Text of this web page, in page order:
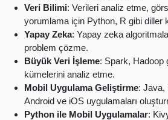
Veri Bilimi: Verileri analiz etme,
yorumlama için Python, R gibi diller
Yapay Zeka: Yapay zeka
problem çözme.
Büyük Veri İşleme: Spark, Hadoop
kümelerini analiz etme.
Mobil Uygulama Geliştirme: Java,
Android ve iOS uygulamaları
Python ile Mobil Uygulamalar: